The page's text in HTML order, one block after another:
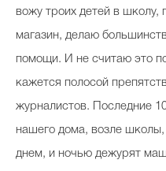
вожу троих детей в
магазин, делаю
помощи. И не считаю это
кажется полосой
журналистов. Последние
нашего дома, возле
днем, и ночью дежурят